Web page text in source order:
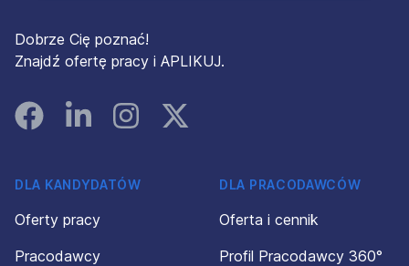
Dobrze Cię poznać!
Znajdź ofertę pracy i APLIKUJ.
FacebookLinked InInstagramInstagram
DLA KANDYDATÓW
Oferty pracy
Pracodawcy
DLA PRACODAWCÓW
Oferta i cennik
Profil Pracodawcy 360°